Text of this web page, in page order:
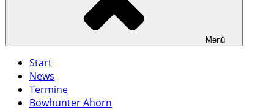
Menü
Start
News
Termine
Bowhunter Ahorn